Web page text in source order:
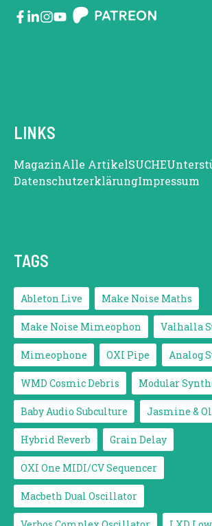
LINKS
MagazinAlle ArtikelSUCHE
DatenschutzerklärungImpressum
TAGS
Ableton Live Make Noise Maths
Make Noise Mimeophon Valhalla
Mimeophone OXI Pipe Analog
WMD Cosmic Debris Modular
Baby Audio Subculture Jasmine &
Hybrid Reverb Grain Delay
OXI One MIDI/CV Sequencer
Macbeth Dual Oscillator